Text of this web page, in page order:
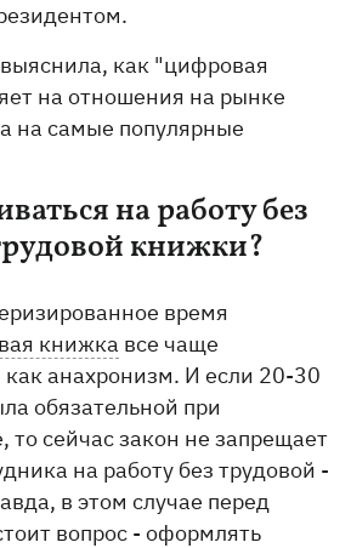
как "цифровая
на отношения на рынке
на самые популярные
на работу без
книжки?
время
книжка все чаще
анахронизм. И если 20-30
обязательной при
то сейчас закон не запрещает
на работу без трудовой -
в этом случае перед
вопрос - оформлять